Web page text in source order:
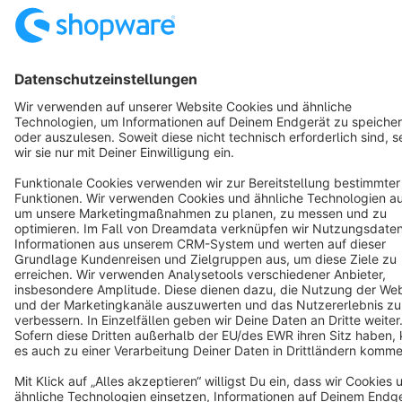
Resources
Star 3k+
Terms & Conditions Privacy Legal notice
Cookie settings
Copyright © shopware AG - All rights reserved
Notice: * All prices are quoted net of the statutory value-added tax